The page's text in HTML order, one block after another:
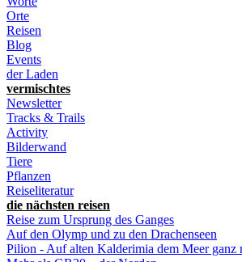
Orte
Reisen
Blog
Events
der Laden
vermischtes
Newsletter
Tracks & Trails
Activity
Bilderwand
Tiere
Pflanzen
Reiseliteratur
die nächsten reisen
Reise zum Ursprung des Ganges
Auf den Olymp und zu den Drachenseen
Pilion - Auf alten Kalderimia dem Meer ganz